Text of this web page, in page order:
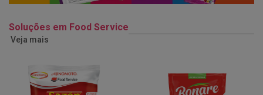
Soluções em Food Service
Veja mais